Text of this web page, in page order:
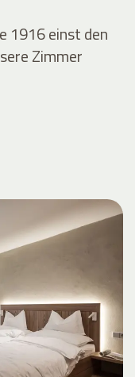
1916 einst den
Zimmer